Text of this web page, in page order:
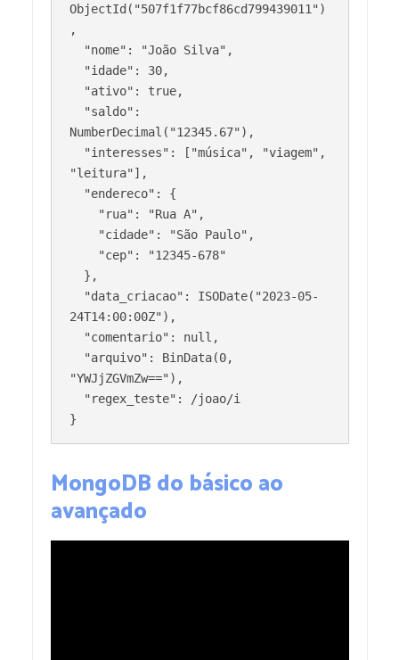
ObjectId("507f1f77bcf86cd799439011")
,
NumberDecimal("12345.67"),
"leitura"],
24T14:00:00Z"),
"YWJjZGVmZw=="),
MongoDB do básico ao
avançado